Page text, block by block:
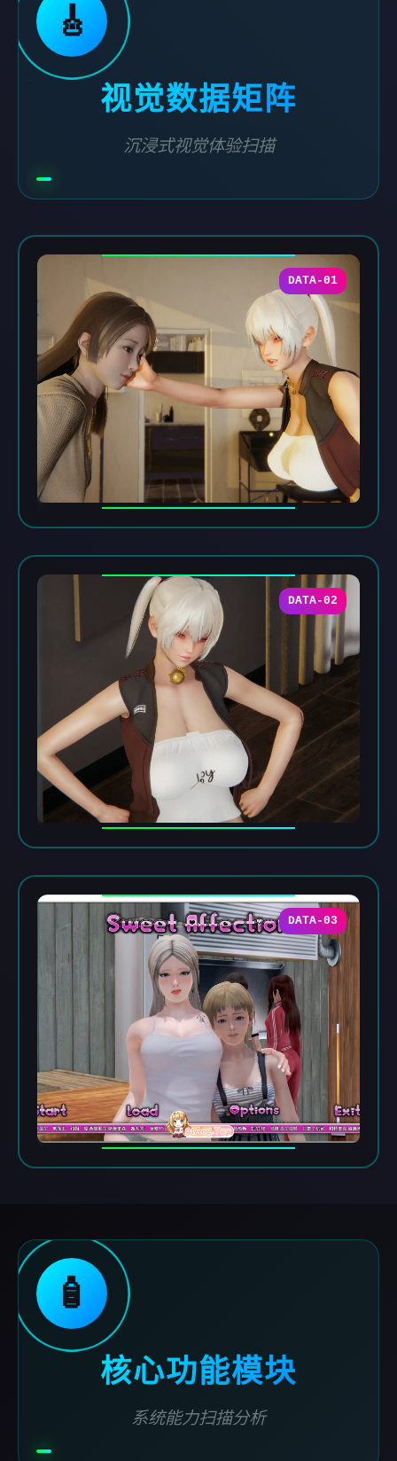
🎸
视觉数据矩阵
沉浸式视觉体验扫描
DATA-01
DATA-02
DATA-03
🧴
核心功能模块
系统能力扫描分析